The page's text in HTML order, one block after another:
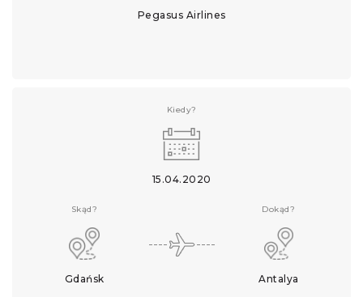
Pegasus Airlines
Kiedy?
15.04.2020
Skąd?
Gdańsk
Dokąd?
Antalya